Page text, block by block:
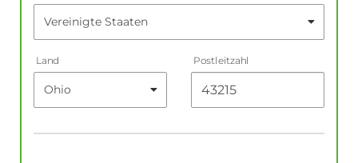
Land Postleitzahl